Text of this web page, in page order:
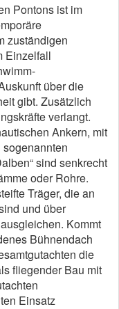
Pontons ist im
zuständigen
Einzelfall
über die
gibt. Zusätzlich
verlangt.
Ankern, mit
sogenannten
sind senkrecht
oder Rohre.
Träger, die an
und über
Kommt
Bühnendach
die
fliegender Bau mit
Einsatz